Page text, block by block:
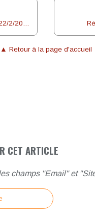
Messe des anciens combattants (22/2/2009)
▲ Retour à la page d'accueil
CET ARTICLE
champs "Email" et